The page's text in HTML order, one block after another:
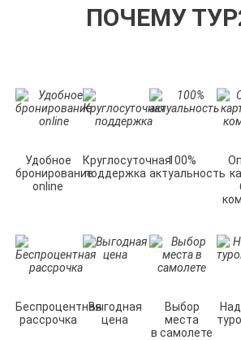
ПОЧЕМУ
Удобное
бронирование
online
Круглосуточная
поддержка
100%
актуальность
Беспроцентная
рассрочка
Выгодная
цена
Выбор
места
в самолете